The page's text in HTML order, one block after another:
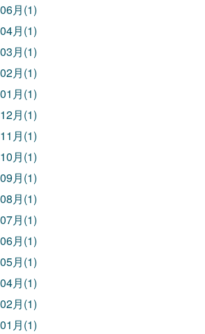
月(1)
月(1)
月(1)
月(1)
月(1)
月(1)
月(1)
月(1)
月(1)
月(1)
月(1)
月(1)
月(1)
月(1)
月(1)
月(1)